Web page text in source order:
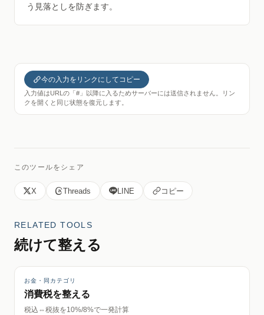
う見落としを防ぎます。
今の入力をリンクにしてコピー
入力値はURLの「#」以降に入るためサーバーには送信されません。リン
クを開くと同じ状態を復元します。
このツールをシェア
X Threads LINE コピー
RELATED TOOLS
続けて整える
お金・同カテゴリ
消費税を整える
税込⇔税抜を10%/8%で一発計算